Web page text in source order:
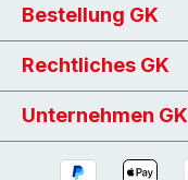
Bestellung GK
Rechtliches GK
Unternehmen GK